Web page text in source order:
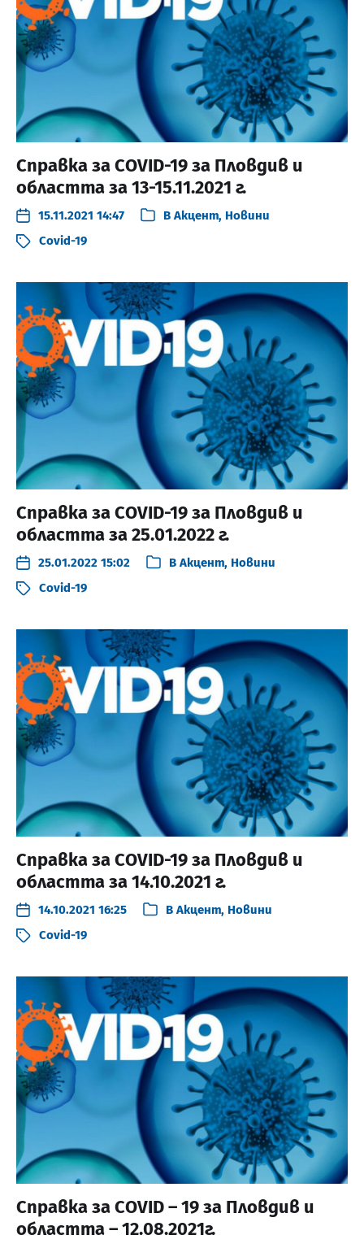
Справка за COVID-19 за Пловдив и
областта за 13-15.11.2021 г.
15.11.2021 14:47 В Акцент, Новини
Covid-19
Справка за COVID-19 за Пловдив и
областта за 25.01.2022 г.
25.01.2022 15:02 В Акцент, Новини
Covid-19
Справка за COVID-19 за Пловдив и
областта за 14.10.2021 г.
14.10.2021 16:25 В Акцент, Новини
Covid-19
Справка за COVID – 19 за Пловдив и
областта – 12.08.2021г.